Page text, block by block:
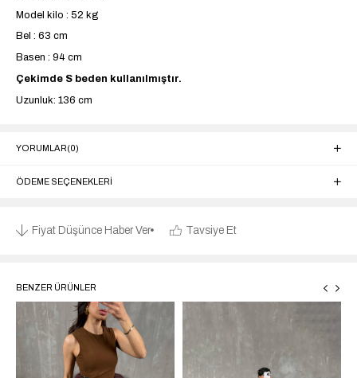
Model kilo : 52 kg
Bel : 63 cm
Basen : 94 cm
Çekimde S beden kullanılmıştır.
Uzunluk: 136 cm
YORUMLAR(0)
ÖDEME SEÇENEKLERI
Fiyat Düşünce Haber Ver Tavsiye Et
BENZER ÜRÜNLER